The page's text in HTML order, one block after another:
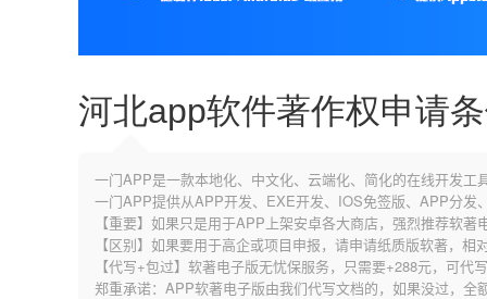
河北app软件著作权申请
一门APP是一款本地化、中文化、云端化、简化的在线开发工
一门APP提供从APP开发、EXE开发、IOS免签版、APP分
【重要】如果只是用于APP上架安卓各大商店，强烈推荐软
【区别】如果要用于高企或项目申报，请申请纸质版软著，相
【代写+包过】软著电子版无忧保服务，只需要+288元，可代
郑重承诺：APP软著电子版由我们代写文档的，如果没过，全